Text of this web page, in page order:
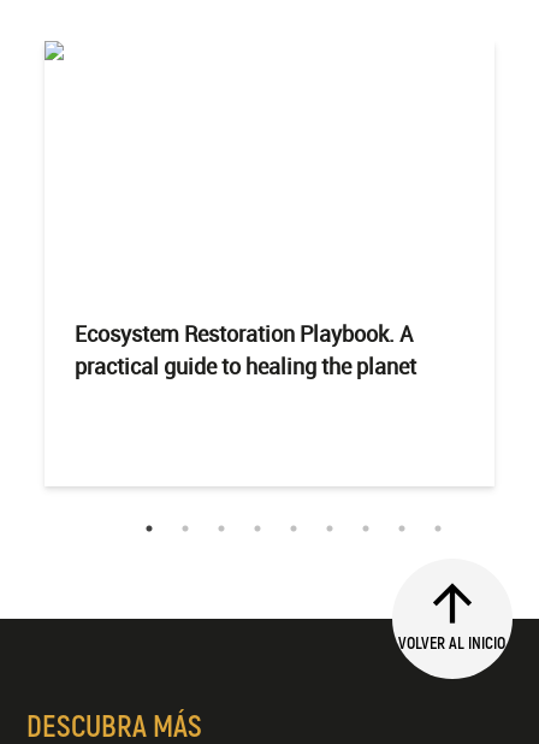
Ecosystem Restoration Playbook. A
practical guide to healing the planet
VOLVER AL INICIO
DESCUBRA MÁS